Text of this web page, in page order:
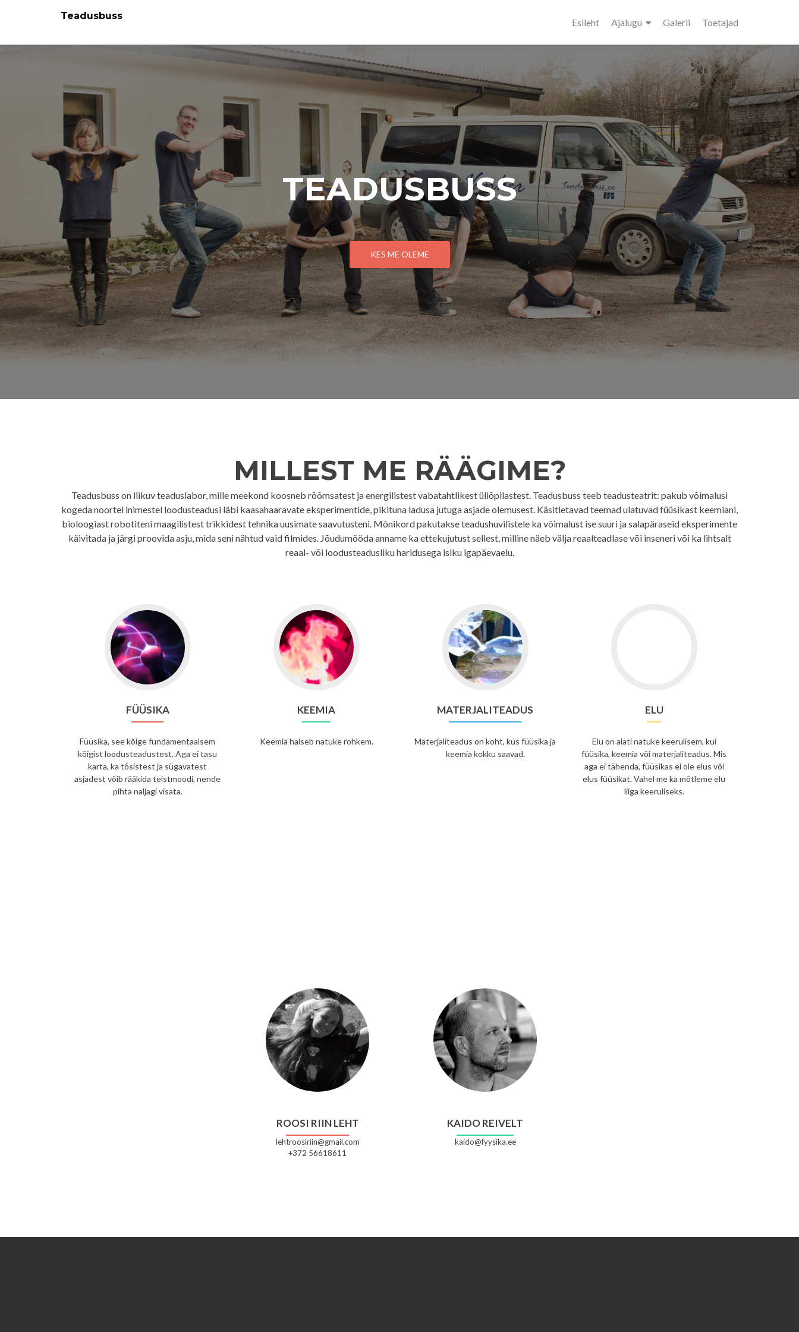
Teadusbuss
Esileht Ajalugu Galerii Toetajad
TEADUSBUSS
KES ME OLEME
MILLEST ME RÄÄGIME?
Teadusbuss on liikuv teaduslabor, mille meekond koosneb rõõmsatest ja energilistest vabatahtlikest üliõpilastest. Teadusbuss teeb teadusteatrit: pakub võimalusi
kogeda noortel inimestel loodusteadusi läbi kaasahaaravate eksperimentide, pikituna ladusa jutuga asjade olemusest. Käsitletavad teemad ulatuvad füüsikast keemiani,
bioloogiast robotiteni maagilistest trikkidest tehnika uusimate saavutusteni. Mõnikord pakutakse teadushuvilistele ka võimalust ise suuri ja salapäraseid eksperimente
käivitada ja järgi proovida asju, mida seni nähtud vaid filmides. Jõudumööda anname ka ettekujutust sellest, milline näeb välja reaalteadlase või inseneri või ka lihtsalt
reaal- või loodusteadusliku haridusega isiku igapäevaelu.
FÜÜSIKA
Füüsika, see kõige fundamentaalsem
kõigist loodusteadustest. Aga ei tasu
karta, ka tõsistest ja sügavatest
asjadest võib rääkida teistmoodi, nende
pihta naljagi visata.
KEEMIA
Keemia haiseb natuke rohkem.
MATERJALITEADUS
Materjaliteadus on koht, kus füüsika ja
keemia kokku saavad.
ELU
Elu on alati natuke keerulisem, kui
füüsika, keemia või materjaliteadus. Mis
aga ei tähenda, füüsikas ei ole elus või
elus füüsikat. Vahel me ka mõtleme elu
liiga keeruliseks.
ROOSI RIIN LEHT
lehtroosiriin@gmail.com
+372 56618611
KAIDO REIVELT
kaido@fyysika.ee